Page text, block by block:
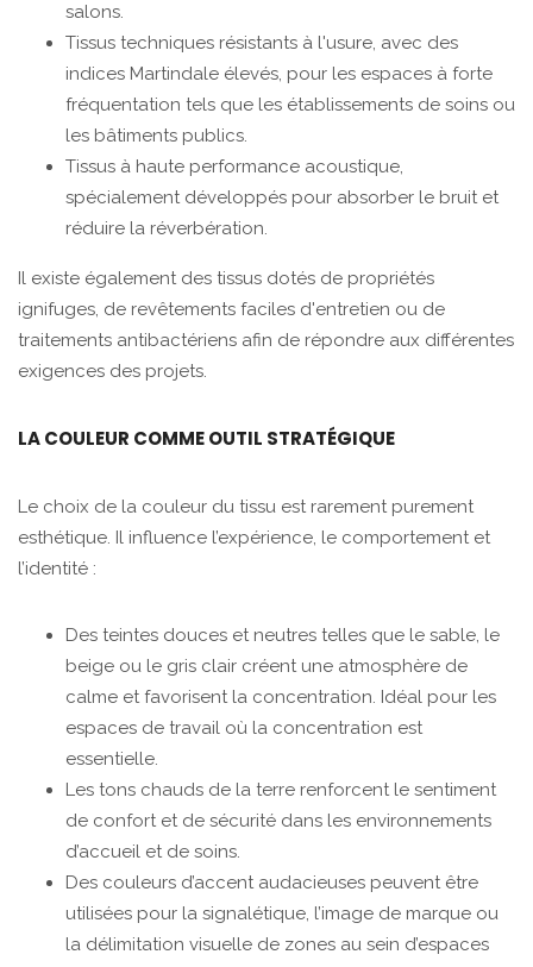
salons.
Tissus techniques résistants à l'usure, avec des
indices Martindale élevés, pour les espaces à forte
fréquentation tels que les établissements de soins ou
les bâtiments publics.
Tissus à haute performance acoustique,
spécialement développés pour absorber le bruit et
réduire la réverbération.
Il existe également des tissus dotés de propriétés
ignifuges, de revêtements faciles d'entretien ou de
traitements antibactériens afin de répondre aux différentes
exigences des projets.
LA COULEUR COMME OUTIL STRATÉGIQUE
Le choix de la couleur du tissu est rarement purement
esthétique. Il influence l’expérience, le comportement et
l’identité :
Des teintes douces et neutres telles que le sable, le
beige ou le gris clair créent une atmosphère de
calme et favorisent la concentration. Idéal pour les
espaces de travail où la concentration est
essentielle.
Les tons chauds de la terre renforcent le sentiment
de confort et de sécurité dans les environnements
d’accueil et de soins.
Des couleurs d’accent audacieuses peuvent être
utilisées pour la signalétique, l’image de marque ou
la délimitation visuelle de zones au sein d’espaces